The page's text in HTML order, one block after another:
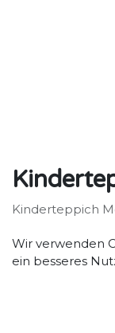
Kinderteppich
134,84€
Wir verwenden
ein besseres